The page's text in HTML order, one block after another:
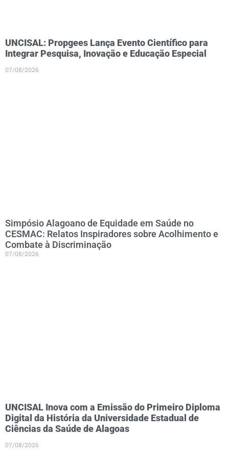
UNCISAL: Propgees Lança Evento Científico para
Integrar Pesquisa, Inovação e Educação Especial
07/08/2026
Simpósio Alagoano de Equidade em Saúde no
CESMAC: Relatos Inspiradores sobre Acolhimento e
Combate à Discriminação
07/08/2026
UNCISAL Inova com a Emissão do Primeiro Diploma
Digital da História da Universidade Estadual de
Ciências da Saúde de Alagoas
07/08/2026